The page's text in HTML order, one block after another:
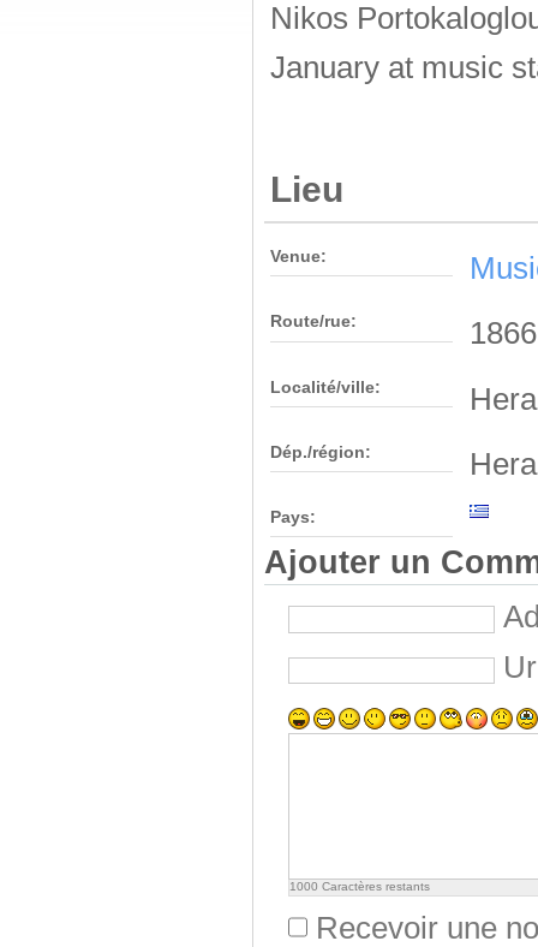
Nikos
January at music
Lieu
Venue:
Route/rue:
Localité/ville:
Dép./région:
Pays:
Ajouter un
1000 Caractères restants
Recevoir une